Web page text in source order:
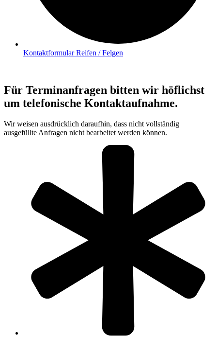
Kontaktformular Reifen / Felgen
Für Terminanfragen bitten wir höflichst
um telefonische Kontaktaufnahme.
Wir weisen ausdrücklich daraufhin, dass nicht vollständig
ausgefüllte Anfragen nicht bearbeitet werden können.